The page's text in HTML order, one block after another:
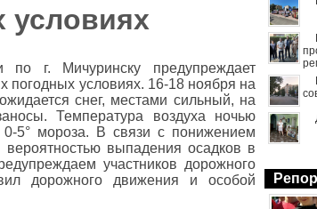
условиях
г. Мичуринску предупреждает
погодных условиях. 16-18 ноября на
снег, местами сильный, на
Температура воздуха ночью
5° мороза. В связи с понижением
выпадения осадков в
участников дорожного
дорожного движения и особой